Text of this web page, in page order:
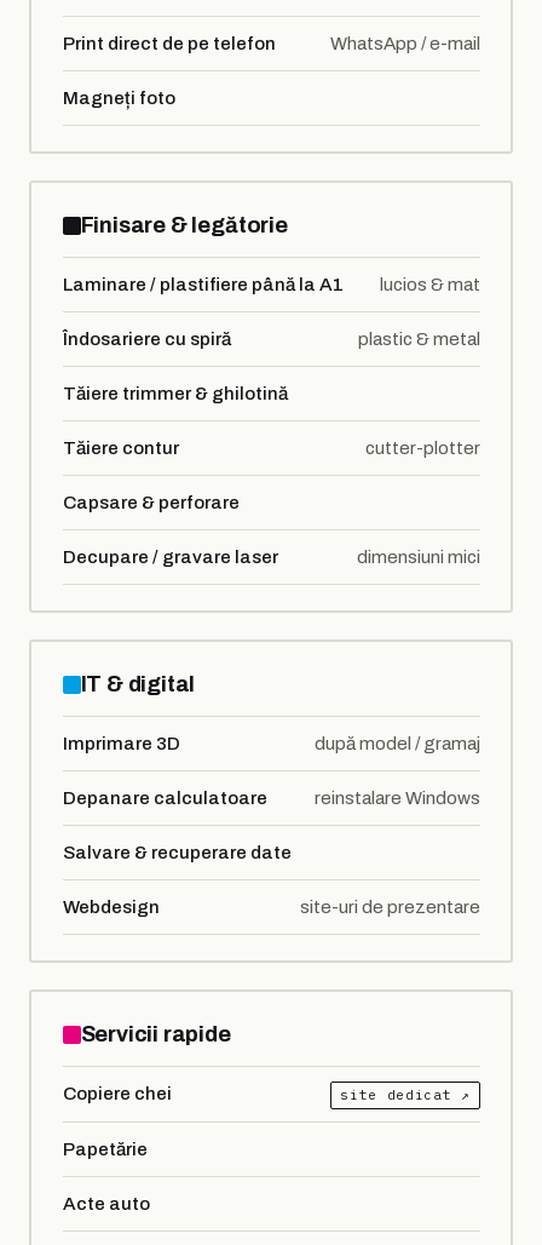
Print direct de pe telefon WhatsApp / e-mail
Magneți foto
Finisare & legătorie
Laminare / plastifiere până la A1 lucios & mat
Îndosariere cu spiră plastic & metal
Tăiere trimmer & ghilotină
Tăiere contur cutter-plotter
Capsare & perforare
Decupare / gravare laser dimensiuni mici
IT & digital
Imprimare 3D după model / gramaj
Depanare calculatoare reinstalare Windows
Salvare & recuperare date
Webdesign site-uri de prezentare
Servicii rapide
Copiere chei site dedicat ↗
Papetărie
Acte auto